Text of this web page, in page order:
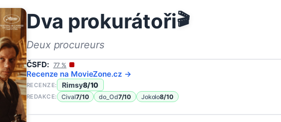
Dva prokurátoři🎬
Deux procureurs
ČSFD: 77 %
Recenze na MovieZone.cz →
RECENZE: Rimsy8/10
REDAKCE: Cival7/10 do_Od7/10 Jokolo8/10